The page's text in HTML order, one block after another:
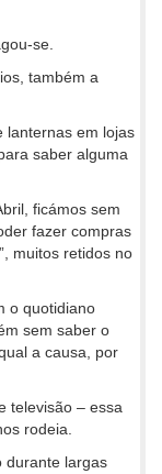
se.
também a
lanternas em lojas
saber alguma
ficámos sem
fazer compras
muitos retidos no
o quotidiano
sem saber o
a causa, por
televisão – essa
rodeia.
durante largas